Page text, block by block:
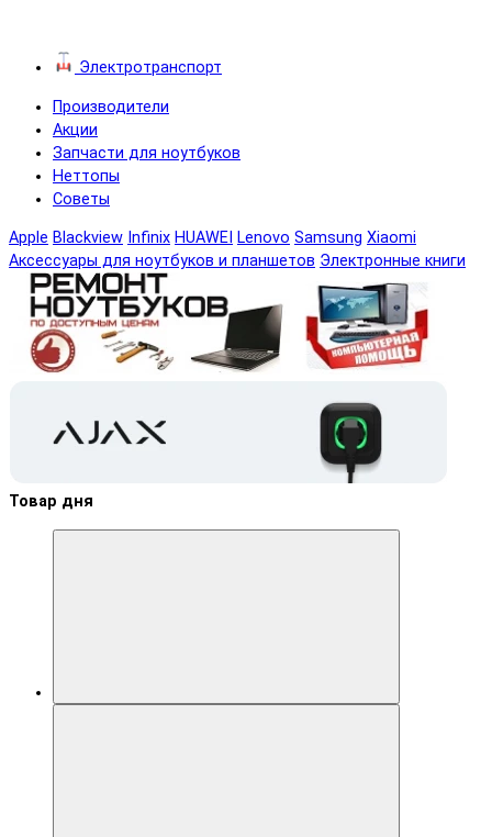
Электротранспорт
Производители
Акции
Запчасти для ноутбуков
Неттопы
Советы
Apple Blackview Infinix HUAWEI Lenovo Samsung Xiaomi
Аксессуары для ноутбуков и планшетов Электронные книги
Товар дня